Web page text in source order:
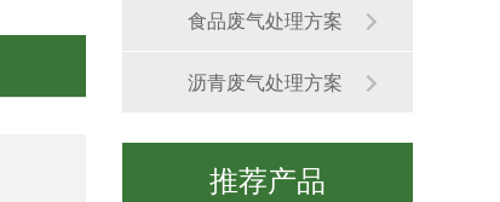
食品废气处理方案
沥青废气处理方案
推荐产品